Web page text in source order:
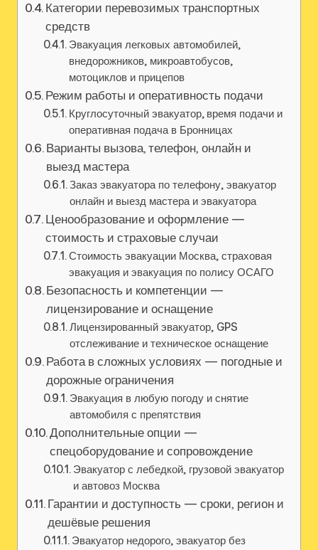
Категории перевозимых транспортных
средств
Эвакуация легковых автомобилей‚
внедорожников‚ микроавтобусов‚
мотоциклов и прицепов
Режим работы и оперативность подачи
Круглосуточный эвакуатор, время подачи и
оперативная подача в Бронницах
Варианты вызова, телефон‚ онлайн и
выезд мастера
Заказ эвакуатора по телефону‚ эвакуатор
онлайн и выезд мастера и эвакуатора
Ценообразование и оформление —
стоимость и страховые случаи
Стоимость эвакуации Москва‚ страховая
эвакуация и эвакуация по полису ОСАГО
Безопасность и компетенции —
лицензирование и оснащение
Лицензированный эвакуатор‚ GPS
отслеживание и техническое оснащение
Работа в сложных условиях — погодные и
дорожные ограничения
Эвакуация в любую погоду и снятие
автомобиля с препятствия
Дополнительные опции —
спецоборудование и сопровождение
Эвакуатор с лебедкой‚ грузовой эвакуатор
и автовоз Москва
Гарантии и доступность — сроки‚ регион и
дешёвые решения
Эвакуатор недорого‚ эвакуатор без